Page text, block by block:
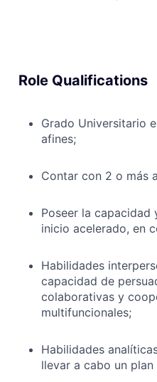
Role Qualifications
Grado Universitario
afines;
Contar con 2 o más
Poseer la
inicio acelerado, en
Habilidades
capacidad de
colaborativas y
multifuncionales;
Habilidades
llevar a cabo un